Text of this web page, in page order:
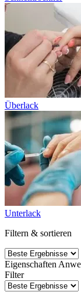
Überlack
Unterlack
Filtern & sortieren
Eigenschaften
Filter